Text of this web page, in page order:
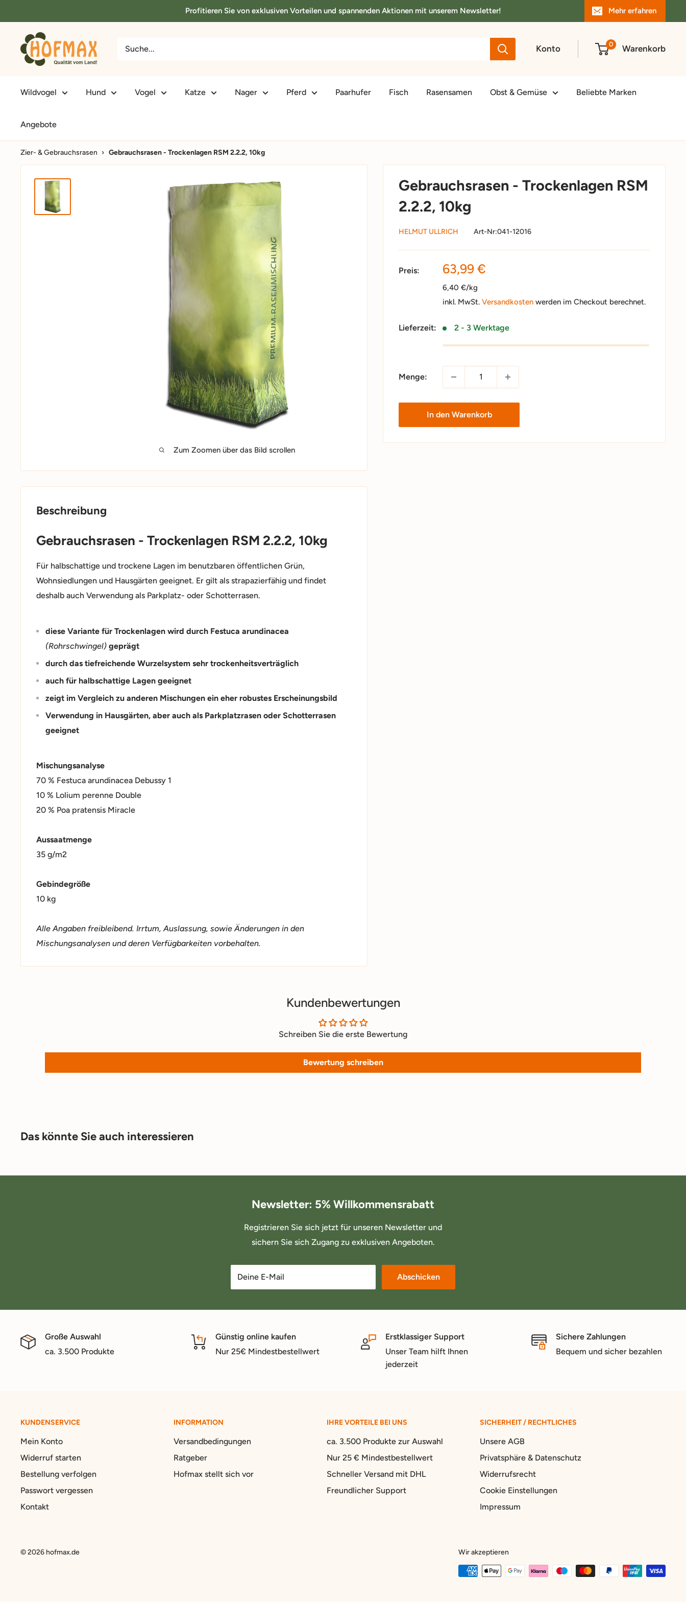
zum
Profitieren Sie von exklusiven Vorteilen und spannenden Aktionen mit unserem Newsletter! Mehr erfahren
hofmax.de
Konto 0 Warenkorb
Wildvogel Hund Vogel Katze Nager Pferd Paarhufer Fisch Rasensamen Obst & Gemüse Beliebte Marken
Angebote
Zier- & Gebrauchsrasen › Gebrauchsrasen - Trockenlagen RSM 2.2.2, 10kg
Zum Zoomen über das Bild scrollen
Gebrauchsrasen - Trockenlagen RSM
2.2.2, 10kg
HELMUT ULLRICH Art-Nr:041-12016
Preis: Sonderpreis
63,99 €
6,40 €/kg
inkl. MwSt.Versandkosten werden im Checkout berechnet.
Lieferzeit: 2 - 3 Werktage
Menge:
In den Warenkorb
Beschreibung
Gebrauchsrasen - Trockenlagen RSM 2.2.2, 10kg
Für halbschattige und trockene Lagen im benutzbaren öffentlichen Grün,
Wohnsiedlungen und Hausgärten geeignet. Er gilt als strapazierfähig und findet
deshalb auch Verwendung als Parkplatz- oder Schotterrasen.
diese Variante für Trockenlagen wird durch Festuca arundinacea
(Rohrschwingel) geprägt
durch das tiefreichende Wurzelsystem sehr trockenheitsverträglich
auch für halbschattige Lagen geeignet
zeigt im Vergleich zu anderen Mischungen ein eher robustes Erscheinungsbild
Verwendung in Hausgärten, aber auch als Parkplatzrasen oder Schotterrasen
geeignet
Mischungsanalyse
70 % Festuca arundinacea Debussy 1
10 % Lolium perenne Double
20 % Poa pratensis Miracle
Aussaatmenge
35 g/m2
Gebindegröße
10 kg
Alle Angaben freibleibend. Irrtum, Auslassung, sowie Änderungen in den
Mischungsanalysen und deren Verfügbarkeiten vorbehalten.
Kundenbewertungen
Schreiben Sie die erste Bewertung
Bewertung schreiben
Das könnte Sie auch interessieren
Newsletter: 5% Willkommensrabatt
Registrieren Sie sich jetzt für unseren Newsletter und
sichern Sie sich Zugang zu exklusiven Angeboten.
Deine E-Mail Abschicken
Große Auswahl
ca. 3.500 Produkte
Günstig online kaufen
Nur 25€ Mindestbestellwert
Erstklassiger Support
Unser Team hilft Ihnen
jederzeit
Sichere Zahlungen
Bequem und sicher bezahlen
KUNDENSERVICE
Mein Konto
Widerruf starten
Bestellung verfolgen
Passwort vergessen
Kontakt
INFORMATION
Versandbedingungen
Ratgeber
Hofmax stellt sich vor
IHRE VORTEILE BEI UNS
ca. 3.500 Produkte zur Auswahl
Nur 25 € Mindestbestellwert
Schneller Versand mit DHL
Freundlicher Support
SICHERHEIT / RECHTLICHES
Unsere AGB
Privatsphäre & Datenschutz
Widerrufsrecht
Cookie Einstellungen
Impressum
© 2026 hofmax.de Wir akzeptieren